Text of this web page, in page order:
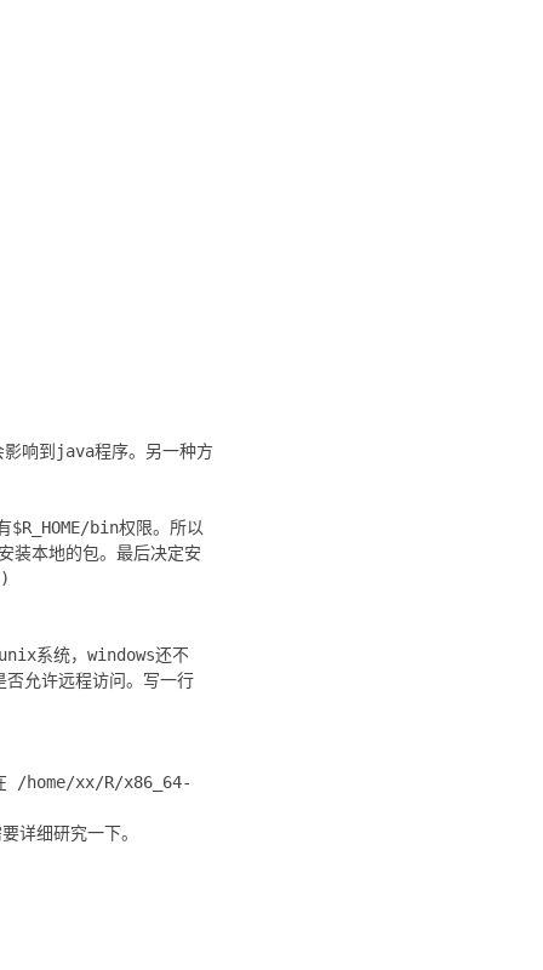
影响到java程序。另一种方
bin权限。所以
本地的包。最后决定安
系统，windows还不
允许远程访问。写一行
在 /home/xx/R/x86_64-